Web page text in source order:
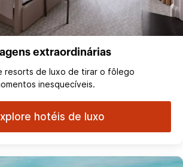
extraordinárias
resorts de luxo de tirar o fôlego
inesquecíveis.
hotéis de luxo